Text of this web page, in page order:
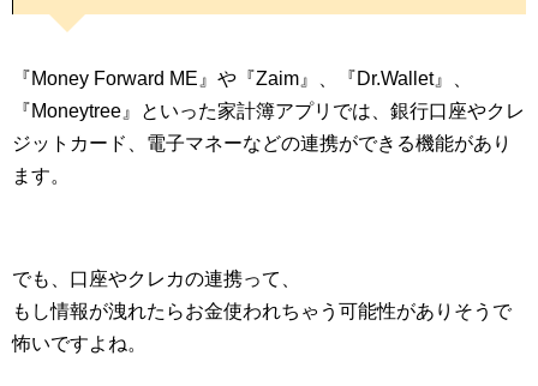
『Money Forward ME』や『Zaim』、『Dr.Wallet』、
『Moneytree』といった家計簿アプリでは、銀行口座やクレ
ジットカード、電子マネーなどの連携ができる機能があり
ます。
でも、口座やクレカの連携って、
もし情報が洩れたらお金使われちゃう可能性がありそうで
怖いですよね。